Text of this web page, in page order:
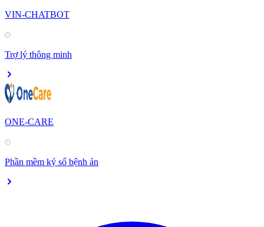
VIN-CHATBOT
Trợ lý thông minh
ONE-CARE
Phần mềm ký số bệnh án